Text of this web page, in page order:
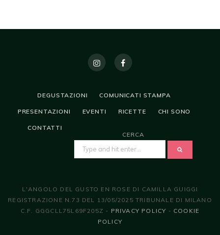
DEGUSTAZIONI COMUNICATI STAMPA
PRESENTAZIONI EVENTI RICETTE CHI SONO
CONTATTI
CERCA
L'ANGOLO DEL GUSTO EN ROSE DI CAMILLA GUIGGI
REGISTRAZIONE N.73 DEL 13/05/2025 TRIBUNALE DI MILANO
C.F. GGGCLL75L69F205Z - PRIVACY POLICY - COOKIE
POLICY